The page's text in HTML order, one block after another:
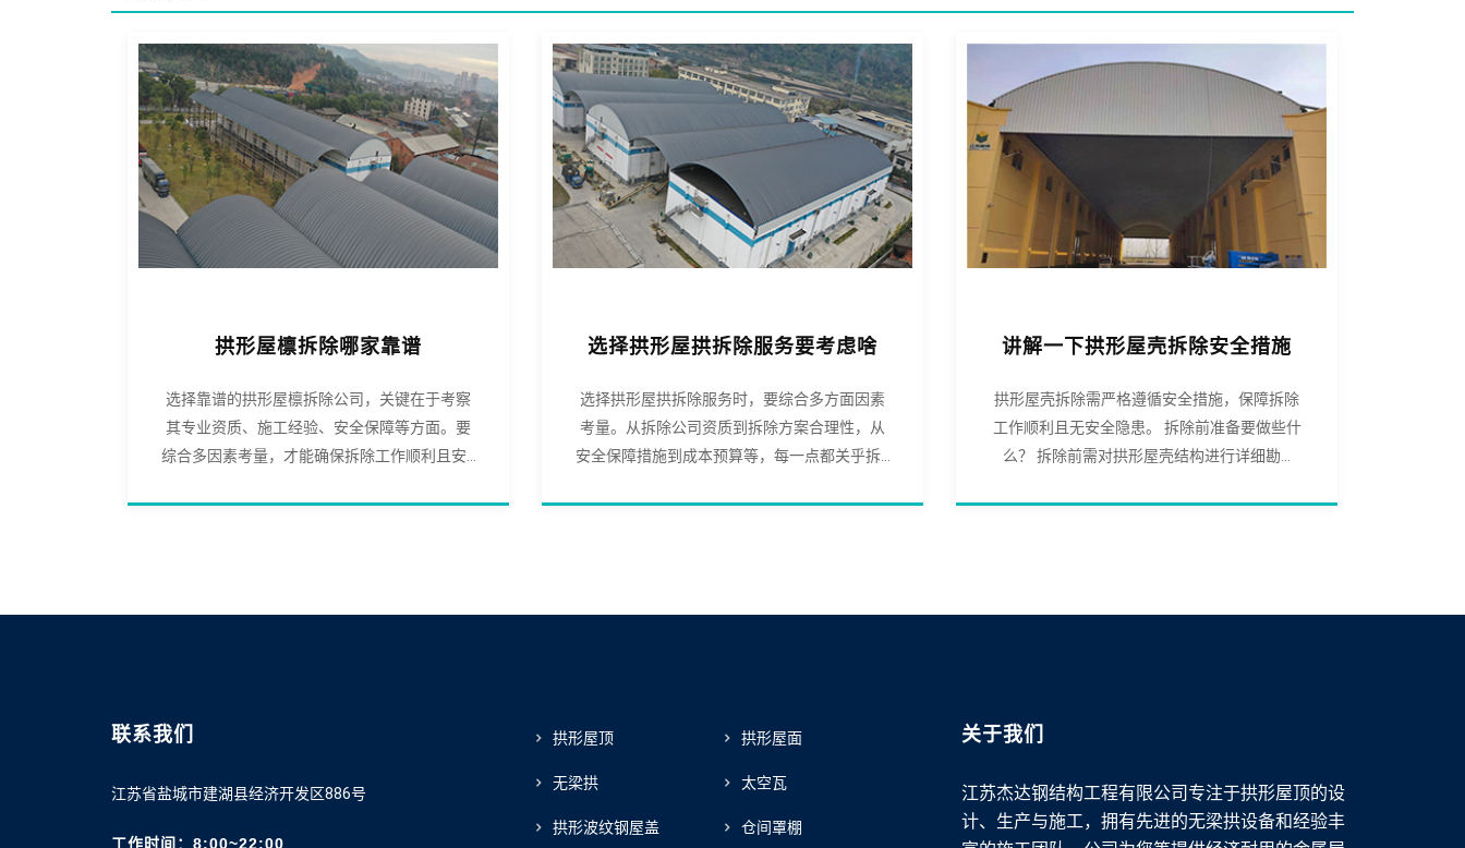
拱形屋檩拆除哪家靠谱
选择靠谱的拱形屋檩拆除公司，关键在于考察
其专业资质、施工经验、安全保障等方面。要
综合多因素考量，才能确保拆除工作顺利且安...
选择拱形屋拱拆除服务要考虑啥
选择拱形屋拱拆除服务时，要综合多方面因素
考量。从拆除公司资质到拆除方案合理性，从
安全保障措施到成本预算等，每一点都关乎拆...
讲解一下拱形屋壳拆除安全措施
拱形屋壳拆除需严格遵循安全措施，保障拆除
工作顺利且无安全隐患。 拆除前准备要做些什
么？ 拆除前需对拱形屋壳结构进行详细勘...
联系我们
江苏省盐城市建湖县经济开发区886号
工作时间：8:00~22:00
拱形屋顶 拱形屋面
无梁拱 太空瓦
拱形波纹钢屋盖 仓间罩棚
关于我们
江苏杰达钢结构工程有限公司专注于拱形屋顶的设
计、生产与施工，拥有先进的无梁拱设备和经验丰